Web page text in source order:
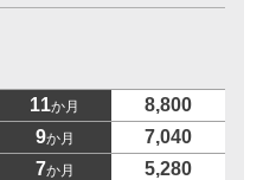
11か月
8,800
9か月
7,040
7か月
5,280